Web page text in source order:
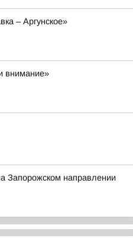
– Аргунское»
внимание»
Запорожском направлении